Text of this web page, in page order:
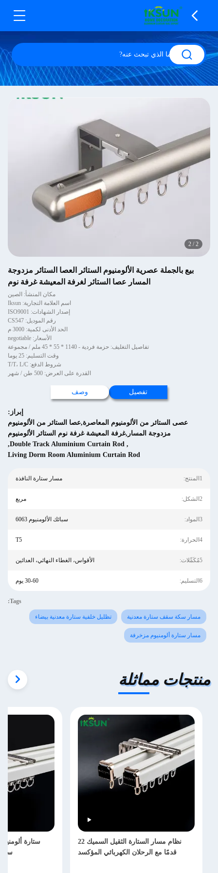
2
/
2
بيع بالجملة عصرية الألومنيوم الستائر العصا الستائر مزدوجة
المسار عصا الستائر لغرفة المعيشة غرفة نوم
مكان المنشأ: الصين
اسم العلامة التجارية: Iksun
إصدار الشهادات: ISO9001
رقم الموديل: CS547
الحد الأدنى لكمية: 3000 م
الأسعار: negotiable
تفاصيل التغليف: حزمة فردية - 1140 * 55 * 45 ملم / مجموعة
وقت التسليم: 25 يوما
شروط الدفع: T/T، L/C
القدرة على العرض: 500 طن / شهر
تفصيل وصف
إبراز:
عصى الستائر من الألومنيوم المعاصرة,عصا الستائر من الألومنيوم
مزدوجة المسار,غرفة المعيشة غرفة نوم الستائر الألومنيوم
,
Double Track Aluminium Curtain Rod
,
Living Dorm Room Aluminium Curtain Rod
1المنتج: مسار ستارة النافذة
2الشكل: مربع
3المواد: سبائك الألومنيوم 6063
4الحرارة: T5
5مُكَمِّلات: الأقواس، الغطاء النهائي، العدائين
6التسليم: 30-60 يوم
Tags:
مسار سكة سقف ستارة معدنية تظليل خلفية ستارة معدنية بيضاء
مسار ستارة ألومنيوم مزخرفة
منتجات مماثلة
نظام مسار الستارة الثقيل السميك 22
قدمًا مع الرحلان الكهربائي المؤكسد
ستارة